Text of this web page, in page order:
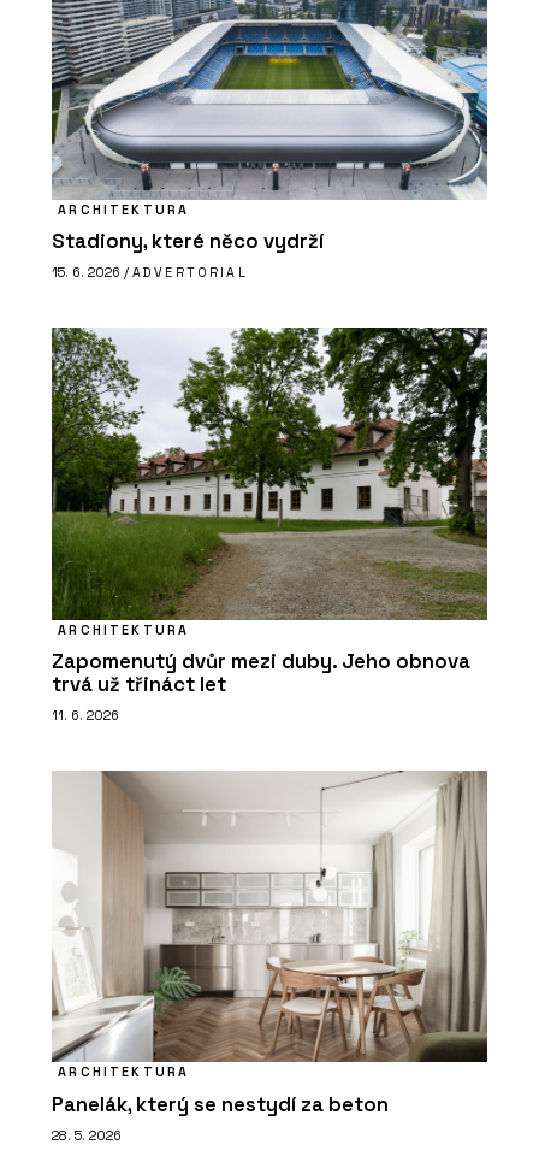
ARCHITEKTURA
Stadiony, které něco vydrží
15. 6. 2026 / ADVERTORIAL
ARCHITEKTURA
Zapomenutý dvůr mezi duby. Jeho obnova
trvá už třináct let
11. 6. 2026
ARCHITEKTURA
Panelák, který se nestydí za beton
28. 5. 2026